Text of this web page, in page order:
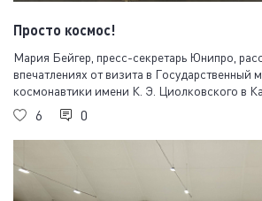
Просто космос!
Мария Бейгер, пресс-секретарь Юнипро,
впечатлениях от визита в Государственный
космонавтики имени К. Э. Циолковского в
6 0